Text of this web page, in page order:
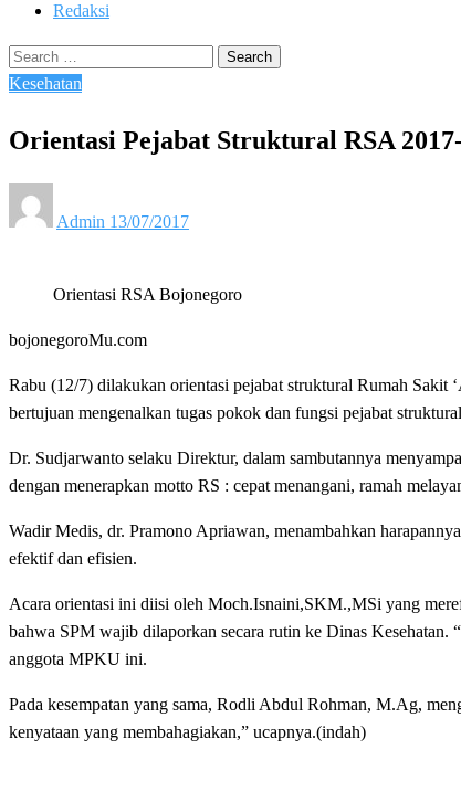
Redaksi
Search
for:
Kesehatan
Orientasi Pejabat Struktural RSA
Admin on
13/07/2017
Orientasi RSA Bojonegoro
bojonegoroMu.com
Rabu (12/7) dilakukan orientasi pejabat struktural Rumah
bertujuan mengenalkan tugas pokok dan fungsi pejabat
Dr. Sudjarwanto selaku Direktur, dalam sambutannya
dengan menerapkan motto RS : cepat menangani, ramah
Wadir Medis, dr. Pramono Apriawan, menambahkan
efektif dan efisien.
Acara orientasi ini diisi oleh Moch.Isnaini,SKM.,MSi yang
bahwa SPM wajib dilaporkan secara rutin ke Dinas
anggota MPKU ini.
Pada kesempatan yang sama, Rodli Abdul Rohman, M.Ag,
kenyataan yang membahagiakan,” ucapnya.(indah)